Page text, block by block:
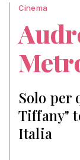
Cinema
Solo per
Tiffany"
Italia